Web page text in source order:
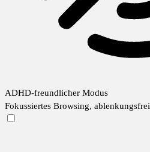
ADHD-freundlicher Modus
Fokussiertes Browsing, ablenkungsfrei